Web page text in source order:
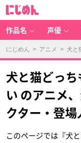
作品名 声優
にじめん > アニメ > 犬と
犬と猫どっち
い のアニメ
クター・登
このページでは『犬